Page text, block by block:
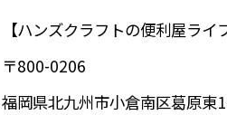
【ハンズクラフトの便利屋ライ
〒800-0206
福岡県北九州市小倉南区葛原東